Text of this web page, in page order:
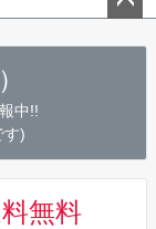
中!!
す)
無料